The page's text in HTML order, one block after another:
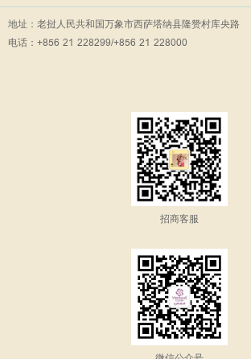
地址：老挝人民共和国万象市西萨塔纳县隆赞村库央路
电话：+856 21 228299/+856 21 228000
招商客服